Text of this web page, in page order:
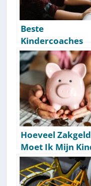
Beste
Kindercoaches
Van Nederland
[Top 10]
Hoeveel Zakgeld
Moet Ik Mijn
Geven? [Doe
Dit…]